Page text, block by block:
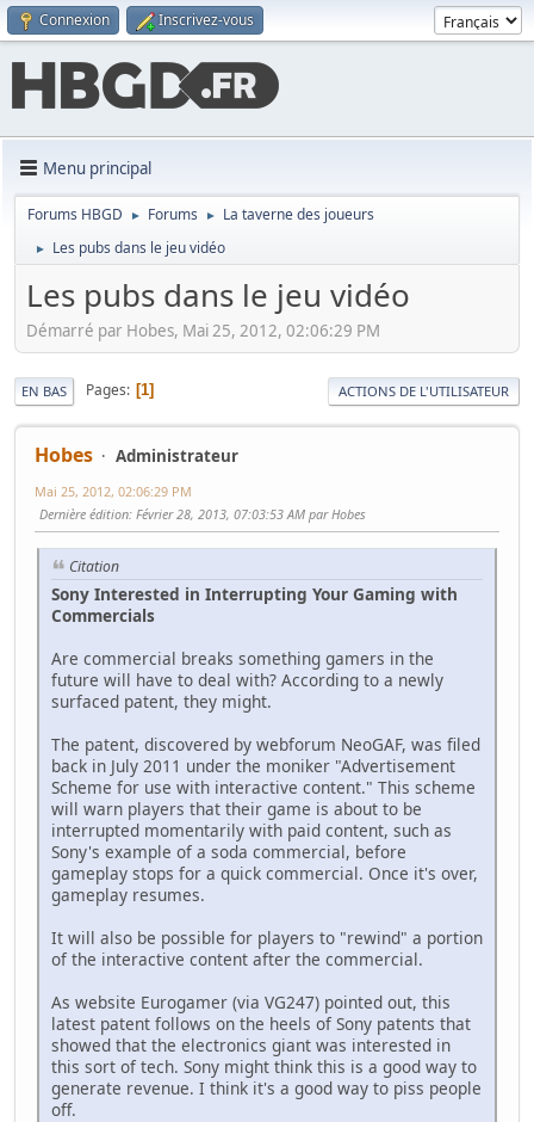
Connexion Inscrivez-vous
Menu principal
Forums HBGD ► Forums ► La taverne des joueurs
► Les pubs dans le jeu vidéo
Les pubs dans le jeu vidéo
Démarré par Hobes, Mai 25, 2012, 02:06:29 PM
EN BAS Pages 1 ACTIONS DE L'UTILISATEUR
Hobes Administrateur
Mai 25, 2012, 02:06:29 PM
Dernière édition: Février 28, 2013, 07:03:53 AM par Hobes
Citation
Sony Interested in Interrupting Your Gaming with
Commercials
Are commercial breaks something gamers in the
future will have to deal with? According to a newly
surfaced patent, they might.
The patent, discovered by webforum NeoGAF, was filed
back in July 2011 under the moniker "Advertisement
Scheme for use with interactive content." This scheme
will warn players that their game is about to be
interrupted momentarily with paid content, such as
Sony's example of a soda commercial, before
gameplay stops for a quick commercial. Once it's over,
gameplay resumes.
It will also be possible for players to "rewind" a portion
of the interactive content after the commercial.
As website Eurogamer (via VG247) pointed out, this
latest patent follows on the heels of Sony patents that
showed that the electronics giant was interested in
this sort of tech. Sony might think this is a good way to
generate revenue. I think it's a good way to piss people
off.